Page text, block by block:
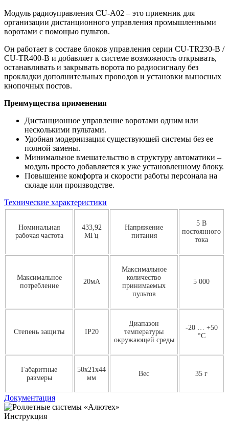
Модуль радиоуправления CU-A02 – это приемник для
организации дистанционного управления промышленными
воротами с помощью пультов.
Он работает в составе блоков управления серии CU-TR230-B /
CU-TR400-B и добавляет к системе возможность открывать,
останавливать и закрывать ворота по радиосигналу без
прокладки дополнительных проводов и установки выносных
кнопочных постов.
Преимущества применения
Дистанционное управление воротами одним или
несколькими пультами.
Удобная модернизация существующей системы без ее
полной замены.
Минимальное вмешательство в структуру автоматики –
модуль просто добавляется к уже установленному блоку.
Повышение комфорта и скорости работы персонала на
складе или производстве.
Технические характеристики
Номинальная
рабочая частота
433,92
МГц
Напряжение
питания
5 В
постоянного
тока
Максимальное
потребление
20мА
Максимальное
количество
принимаемых
пультов
5 000
Степень защиты IP20
Диапазон
температуры
окружающей среды
-20 … +50
°С
Габаритные
размеры
50х21х44
мм
Вес 35 г
Документация
Инструкция